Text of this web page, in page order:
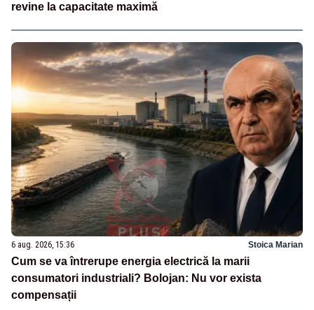
revine la capacitate maximă
6 aug. 2026, 15:36 Stoica Marian
Cum se va întrerupe energia electrică la marii
consumatori industriali? Bolojan: Nu vor exista
compensații